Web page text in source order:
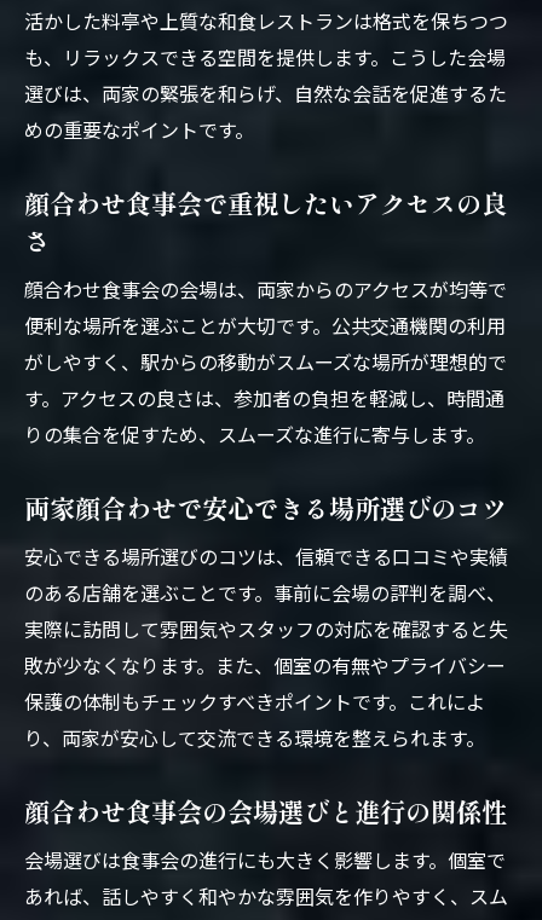
活かした料亭や上質な和食レストランは格式を保ちつつ
も、リラックスできる空間を提供します。こうした会場
選びは、両家の緊張を和らげ、自然な会話を促進するた
めの重要なポイントです。
顔合わせ食事会で重視したいアクセスの良
さ
顔合わせ食事会の会場は、両家からのアクセスが均等で
便利な場所を選ぶことが大切です。公共交通機関の利用
がしやすく、駅からの移動がスムーズな場所が理想的で
す。アクセスの良さは、参加者の負担を軽減し、時間通
りの集合を促すため、スムーズな進行に寄与します。
両家顔合わせで安心できる場所選びのコツ
安心できる場所選びのコツは、信頼できる口コミや実績
のある店舗を選ぶことです。事前に会場の評判を調べ、
実際に訪問して雰囲気やスタッフの対応を確認すると失
敗が少なくなります。また、個室の有無やプライバシー
保護の体制もチェックすべきポイントです。これによ
り、両家が安心して交流できる環境を整えられます。
顔合わせ食事会の会場選びと進行の関係性
会場選びは食事会の進行にも大きく影響します。個室で
あれば、話しやすく和やかな雰囲気を作りやすく、スム